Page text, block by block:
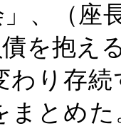
、（座
を抱え
わり存
まとめ